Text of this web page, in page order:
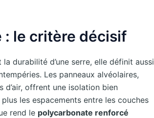
: le critère décisif
durabilité d’une serre, elle définit aussi
Les panneaux alvéolaires,
d’air, offrent une isolation bien
les espacements entre les couches
rend le polycarbonate renforcé